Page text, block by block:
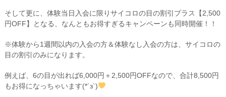
そして更に、体験当日入会に限りサイコロの目の割引プラス【2,500
円OFF】となる、なんともお得すぎるキャンペーンも同時開催！！
※体験から1週間以内の入会の方＆体験なし入会の方は、サイコロの
目の割引のみになります。
例えば、6の目が出れば6,000円＋2,500円OFFなので、合計8,500円
もお得になっちゃいます(*´з`)